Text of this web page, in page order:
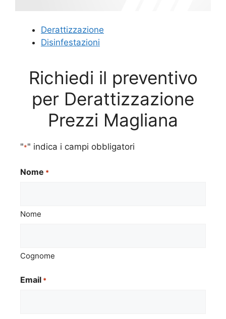
Derattizzazione
Disinfestazioni
Richiedi il preventivo
per Derattizzazione
Prezzi Magliana
"*" indica i campi obbligatori
Nome *
Nome
Cognome
Email *